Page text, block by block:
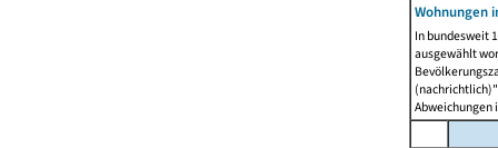
Wohnungen
In bundesweit
ausgewählt
Abweichungen